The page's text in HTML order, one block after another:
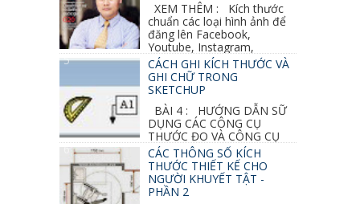
XEM THÊM : Kích thước
chuẩn các loại hình ảnh để
đăng lên Facebook,
Youtube, Instagram,
Linkedin, Pinterest...CÁCH GHI KÍCH THƯỚC VÀ
GHI CHỮ TRONG
SKETCHUP
BÀI 4 : HƯỚNG DẪN SỮ
DỤNG CÁC CÔNG CỤ
THƯỚC ĐO VÀ CÔNG CỤ
GHI CHỮ 2D, 3D TRONG SKETCHUP Ở bài
học trước ta đã...
CÁC THÔNG SỐ KÍCH
THƯỚC THIẾT KẾ CHO
NGƯỜI KHUYẾT TẬT -
PHẦN 2